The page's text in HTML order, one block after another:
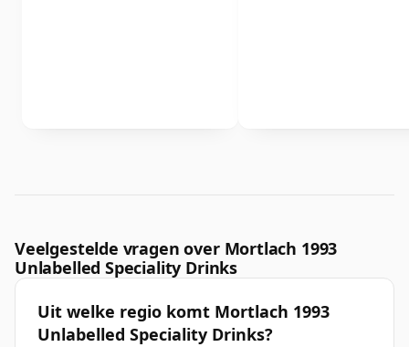
Veelgestelde vragen over Mortlach 1993
Unlabelled Speciality Drinks
Uit welke regio komt Mortlach 1993
Unlabelled Speciality Drinks?